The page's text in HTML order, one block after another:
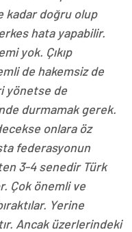
kadar doğru olup
hata yapabilir.
yok. Çıkıp
de hakemsiz de
yönetse de
durmamak gerek.
onlara öz
federasyonun
3-4 senedir Türk
Çok önemli ve
Yerine
Ancak üzerlerindeki